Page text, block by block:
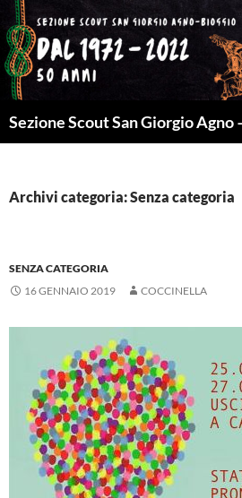
Sezione Scout San Giorgio Agno
Archivi categoria: Senza categoria
SENZA CATEGORIA
16 GENNAIO 2019
COCCINELLA